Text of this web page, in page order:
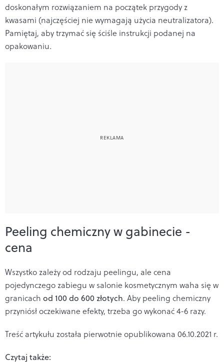
doskonałym rozwiązaniem na początek przygody z
kwasami (najczęściej nie wymagają użycia neutralizatora).
Pamiętaj, aby trzymać się ściśle instrukcji podanej na
opakowaniu.
Peeling chemiczny w gabinecie -
cena
Wszystko zależy od rodzaju peelingu, ale cena
pojedynczego zabiegu w salonie kosmetycznym waha się w
granicach od 100 do 600 złotych. Aby peeling chemiczny
przyniósł oczekiwane efekty, trzeba go wykonać 4-6 razy.
Treść artykułu została pierwotnie opublikowana 06.10.2021 r.
Czytaj także: